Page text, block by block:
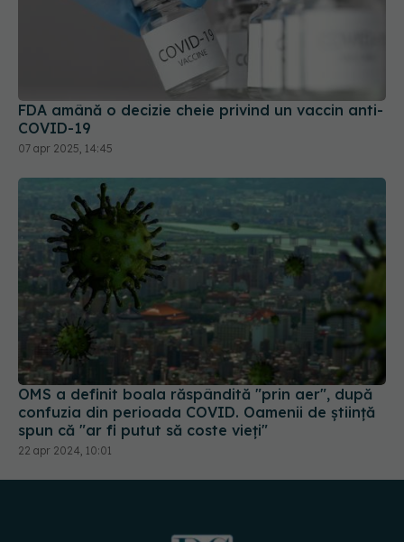
FDA amână o decizie cheie privind un vaccin anti-
OMS a definit boala răspândită "prin aer", după
confuzia din perioada COVID. Oamenii de știință
spun că "ar fi putut să coste vieți"
22 apr 2024, 10:01